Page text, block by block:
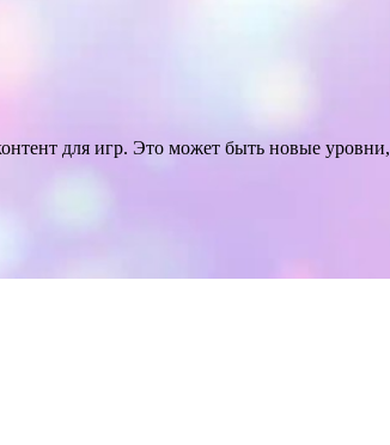
для игр. Это может быть новые уровни,